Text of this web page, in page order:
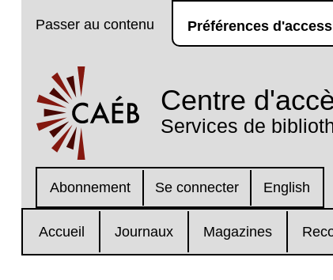
Passer au contenu Préférences
Centre
Services de
Abonnement Se connecter English
Accueil Journaux Magazines